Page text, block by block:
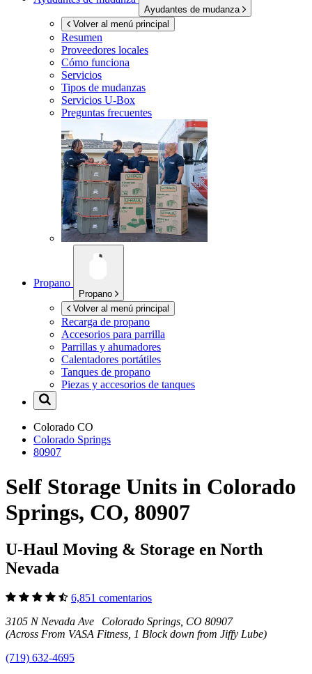
Ayudantes de mudanza
Volver al menú principal
Resumen
Proveedores locales
Cómo funciona
Servicios
Tipos de mudanzas
Servicios U-Box
Preguntas frecuentes
Propano
Propano
Volver al menú principal
Recarga de propano
Accesorios para parrilla
Parrillas y ahumadores
Calentadores portátiles
Tanques de propano
Piezas y accesorios de tanques
Colorado CO
Colorado Springs
80907
Self Storage Units in Colorado
Springs, CO, 80907
U-Haul Moving & Storage en North
Nevada
6,851 comentarios
3105 N Nevada Ave Colorado Springs, CO 80907
(Across From VASA Fitness, 1 Block down from Jiffy Lube)
(719) 632-4695